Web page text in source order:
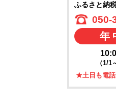
ふるさと納
050-
年
（1/1
★土日も電話